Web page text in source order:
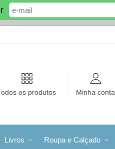
os produtos Minha conta
Livros Roupa e Calçado